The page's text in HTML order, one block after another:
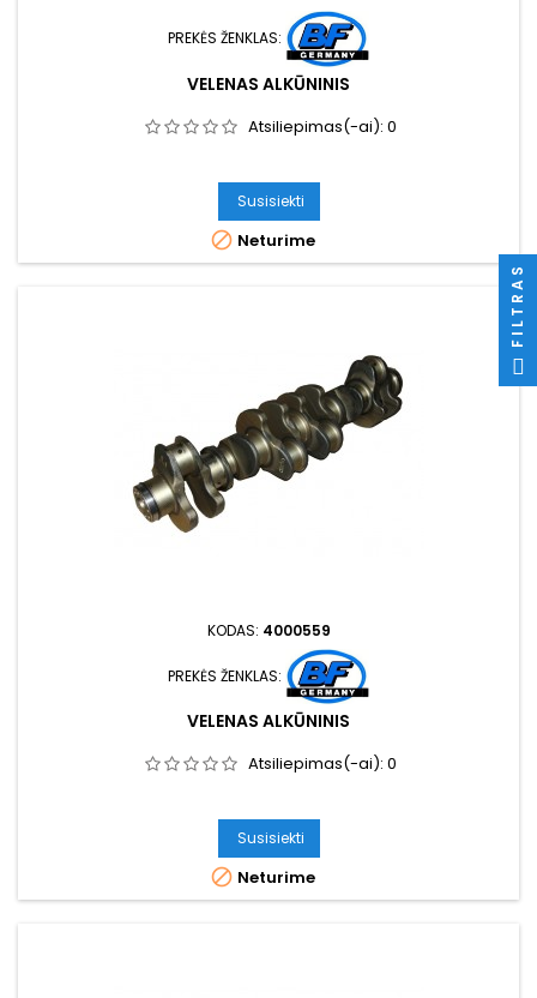
PREKĖS ŽENKLAS:
VELENAS ALKŪNINIS
Atsiliepimas(-ai): 0
Susisiekti
 Neturime
KODAS: 4000559
PREKĖS ŽENKLAS:
VELENAS ALKŪNINIS
Atsiliepimas(-ai): 0
Susisiekti
 Neturime
FILTRAS